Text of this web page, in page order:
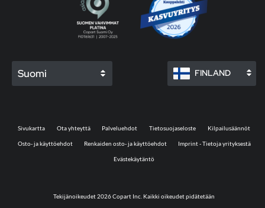
Suomi FINLAND
Tekijänoikeudet 2026 Copart Inc. Kaikki oikeudet pidätetään
Sivukartta Ota yhteyttä Palveluehdot Tietosuojaseloste Kilpailusäännöt
Osto- ja käyttöehdot Renkaiden osto- ja käyttöehdot Imprint - Tietoja yrityksestä
Evästekäytäntö